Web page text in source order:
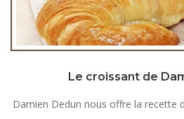
Le croissant de
Damien Dedun nous offre la recette